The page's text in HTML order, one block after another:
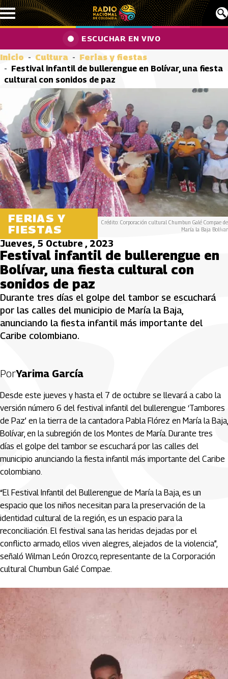
Pasar al contenido principal
ESCUCHAR EN VIVO
Inicio Cultura
Ferias y fiestas
Festival infantil de bullerengue en Bolívar, una fiesta
cultural con sonidos de paz
FERIAS Y
FIESTAS
Crédito: Corporación cultural Chumbun Galé Compae de
María la Baja Bolívar
Jueves, 5 Octubre , 2023
Festival infantil de bullerengue en
Bolívar, una fiesta cultural con
sonidos de paz
Durante tres días el golpe del tambor se escuchará
por las calles del municipio de María la Baja,
anunciando la fiesta infantil más importante del
Caribe colombiano.
PorYarima García
Desde este jueves y hasta el 7 de octubre se llevará a cabo la
versión número 6 del festival infantil del bullerengue ‘Tambores
de Paz’ en la tierra de la cantadora Pabla Flórez en María la Baja,
Bolívar, en la subregión de los Montes de María. Durante tres
días el golpe del tambor se escuchará por las calles del
municipio anunciando la fiesta infantil más importante del Caribe
colombiano.
“El Festival Infantil del Bullerengue de María la Baja, es un
espacio que los niños necesitan para la preservación de la
identidad cultural de la región, es un espacio para la
reconciliación. El festival sana las heridas dejadas por el
conflicto armado, ellos viven alegres, alejados de la violencia”,
señaló Wilman León Orozco, representante de la Corporación
cultural Chumbun Galé Compae.